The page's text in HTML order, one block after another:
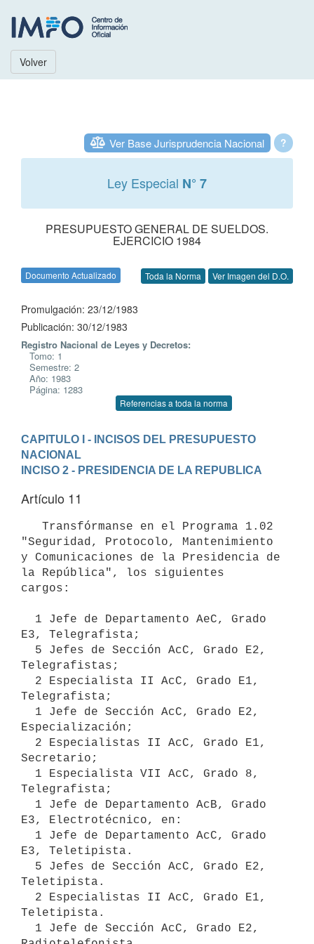
Volver
?
Ver Base Jurisprudencia Nacional
Ley Especial N° 7
PRESUPUESTO GENERAL DE SUELDOS.
EJERCICIO 1984
Documento Actualizado Toda la Norma Ver Imagen del D.O.
Promulgación: 23/12/1983
Publicación: 30/12/1983
Registro Nacional de Leyes y Decretos:
Tomo: 1
Semestre: 2
Año: 1983
Página: 1283
Referencias a toda la norma
CAPITULO I - INCISOS DEL PRESUPUESTO
NACIONAL
INCISO 2 - PRESIDENCIA DE LA REPUBLICA
Artículo 11
"Seguridad, Protocolo, Mantenimiento
y Comunicaciones de la Presidencia de
la República", los siguientes
cargos:
E3, Telegrafista;
Telegrafistas;
Telegrafista;
Especialización;
Secretario;
Telegrafista;
E3, Electrotécnico, en:
E3, Teletipista.
Teletipista.
Teletipista.